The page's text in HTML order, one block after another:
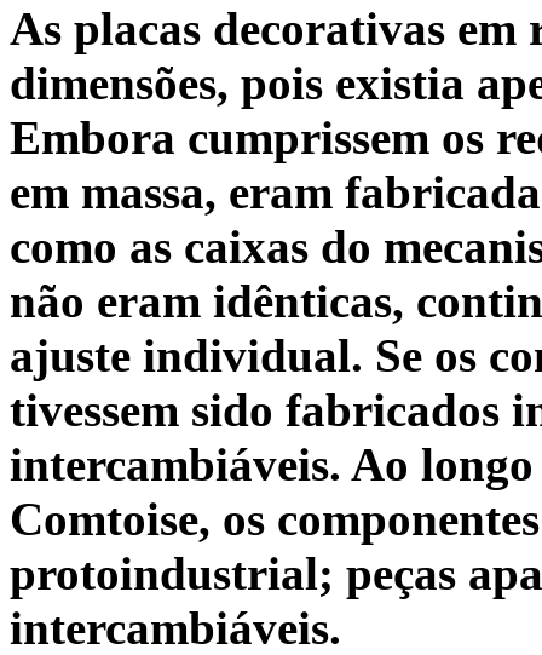
As placas decorativas em
dimensões, pois existia
Embora cumprissem os
em massa, eram
como as caixas do
não eram idênticas,
ajuste individual. Se os
tivessem sido fabricados
intercambiáveis. Ao
Comtoise, os
protoindustrial; peças
intercambiáveis.